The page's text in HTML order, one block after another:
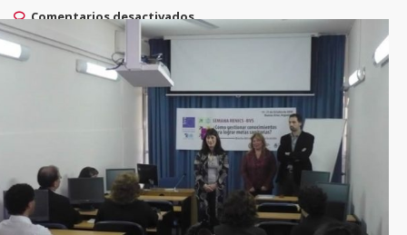
Comentarios desactivadosen Conferência marca
comemoração dos 15 anos da
Rede SciELO